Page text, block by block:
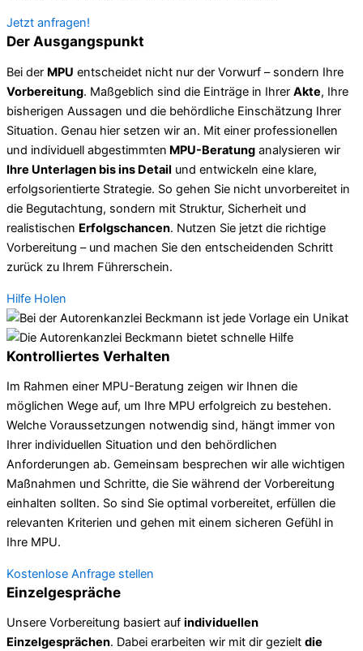
Jetzt anfragen!
Der Ausgangspunkt
Bei der MPU entscheidet nicht nur der Vorwurf – sondern Ihre
Vorbereitung. Maßgeblich sind die Einträge in Ihrer Akte, Ihre
bisherigen Aussagen und die behördliche Einschätzung Ihrer
Situation. Genau hier setzen wir an. Mit einer professionellen
und individuell abgestimmten MPU-Beratung analysieren wir
Ihre Unterlagen bis ins Detail und entwickeln eine klare,
erfolgsorientierte Strategie. So gehen Sie nicht unvorbereitet in
die Begutachtung, sondern mit Struktur, Sicherheit und
realistischen Erfolgschancen. Nutzen Sie jetzt die richtige
Vorbereitung – und machen Sie den entscheidenden Schritt
zurück zu Ihrem Führerschein.
Hilfe Holen
Kontrolliertes Verhalten
Im Rahmen einer MPU-Beratung zeigen wir Ihnen die
möglichen Wege auf, um Ihre MPU erfolgreich zu bestehen.
Welche Voraussetzungen notwendig sind, hängt immer von
Ihrer individuellen Situation und den behördlichen
Anforderungen ab. Gemeinsam besprechen wir alle wichtigen
Maßnahmen und Schritte, die Sie während der Vorbereitung
einhalten sollten. So sind Sie optimal vorbereitet, erfüllen die
relevanten Kriterien und gehen mit einem sicheren Gefühl in
Ihre MPU.
Kostenlose Anfrage stellen
Einzelgespräche
Unsere Vorbereitung basiert auf individuellen
Einzelgesprächen. Dabei erarbeiten wir mit dir gezielt die